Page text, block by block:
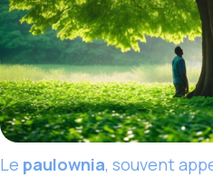
Le paulownia, souvent